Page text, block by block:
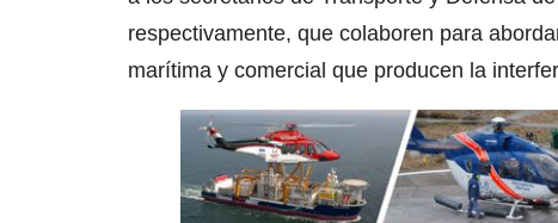
respectivamente, que colaboren para
marítima y comercial que producen la